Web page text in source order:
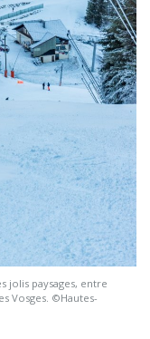
jolis paysages, entre
Vosges. ©Hautes-